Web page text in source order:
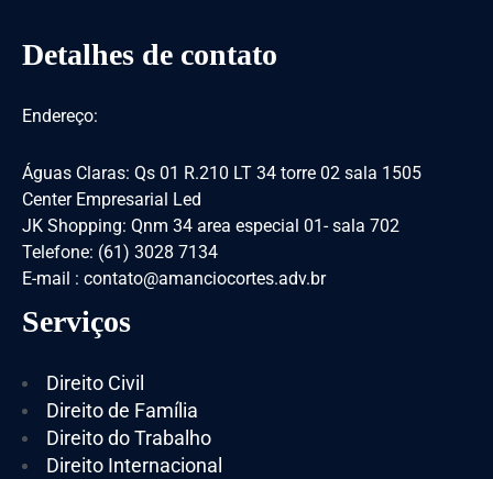
Detalhes de contato
Endereço:
Águas Claras: Qs 01 R.210 LT 34 torre 02 sala 1505
Center Empresarial Led
JK Shopping: Qnm 34 area especial 01- sala 702
Telefone: (61) 3028 7134
E-mail : contato@amanciocortes.adv.br
Serviços
Direito Civil
Direito de Família
Direito do Trabalho
Direito Internacional